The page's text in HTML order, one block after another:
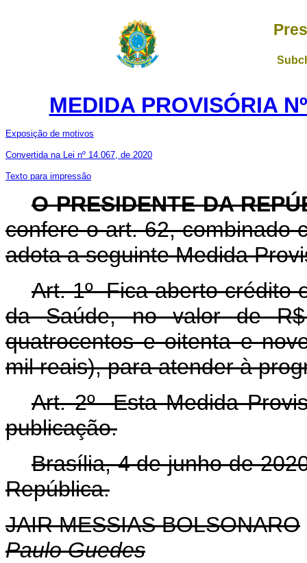
MEDIDA PROVISÓRIA
Exposição de motivos
Convertida na Lei nº 14.067, de 2020
Texto para impressão
O PRESIDENTE DA
confere o art. 62, combinado
adota a seguinte Medida
Art. 1º Fica aberto crédito
da Saúde, no valor de R$
quatrocentos e oitenta e
mil reais), para atender à
Art. 2º Esta Medida
publicação.
Brasília, 4 de junho de
República.
JAIR MESSIAS BOLSONARO
Paulo Guedes